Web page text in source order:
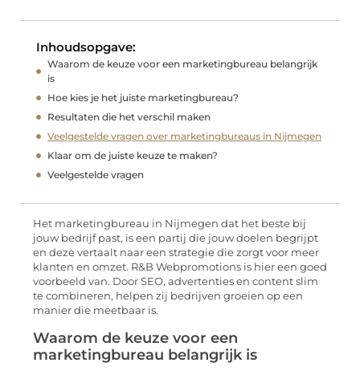
Inhoudsopgave:
Waarom de keuze voor een marketingbureau belangrijk
is
Hoe kies je het juiste marketingbureau?
Resultaten die het verschil maken
Veelgestelde vragen over marketingbureaus in Nijmegen
Klaar om de juiste keuze te maken?
Veelgestelde vragen
Het marketingbureau in Nijmegen dat het beste bij
jouw bedrijf past, is een partij die jouw doelen begrijpt
en deze vertaalt naar een strategie die zorgt voor meer
klanten en omzet. R&B Webpromotions is hier een goed
voorbeeld van. Door SEO, advertenties en content slim
te combineren, helpen zij bedrijven groeien op een
manier die meetbaar is.
Waarom de keuze voor een
marketingbureau belangrijk is